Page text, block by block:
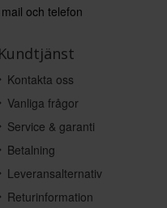
och telefon
Kundtjänst
Kontakta oss
Vanliga frågor
Service & garanti
Betalning
Leveransalternativ
Returinformation